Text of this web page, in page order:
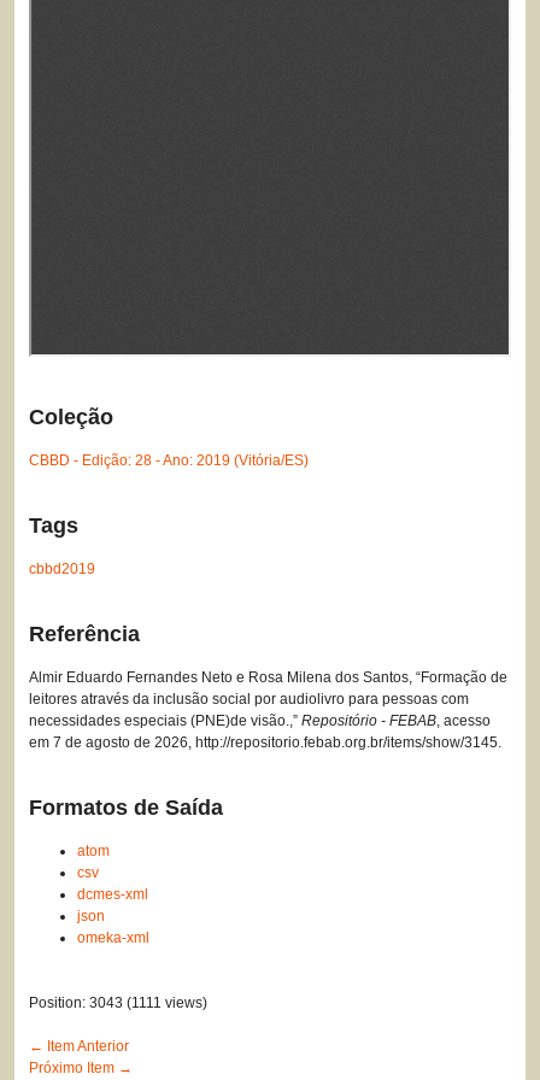
Coleção
CBBD - Edição: 28 - Ano: 2019 (Vitória/ES)
Tags
cbbd2019
Referência
Almir Eduardo Fernandes Neto e Rosa Milena dos Santos, “Formação de
leitores através da inclusão social por audiolivro para pessoas com
necessidades especiais (PNE)de visão.,” Repositório - FEBAB, acesso
em 7 de agosto de 2026, http://repositorio.febab.org.br/items/show/3145.
Formatos de Saída
atom
csv
dcmes-xml
json
omeka-xml
Position: 3043 (1111 views)
← Item Anterior
Próximo Item →